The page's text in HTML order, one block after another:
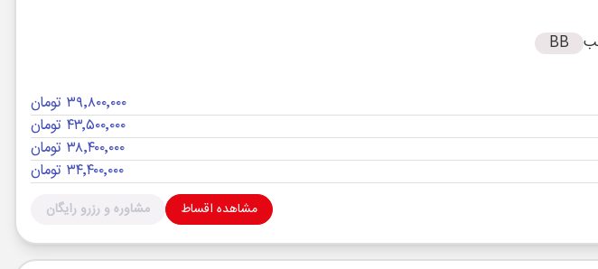
BB
۳۹٬۸۰۰٬۰۰۰ تومان
۴۳٬۵۰۰٬۰۰۰ تومان
۳۸٬۴۰۰٬۰۰۰ تومان
۳۴٬۴۰۰٬۰۰۰ تومان
مشاهده اقساط مشاوره و رزرو رایگان